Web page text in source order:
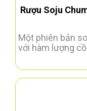
Rượu Soju
Một phiên bản
với hàm lượng